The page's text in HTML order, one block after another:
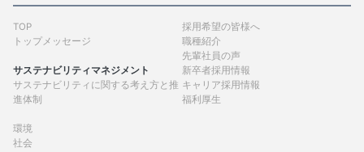
TOP
トップメッセージ
サステナビリティマネジメント
サステナビリティに関する考え方と推
進体制
環境
社会
採用希望の皆様へ
職種紹介
先輩社員の声
新卒者採用情報
キャリア採用情報
福利厚生